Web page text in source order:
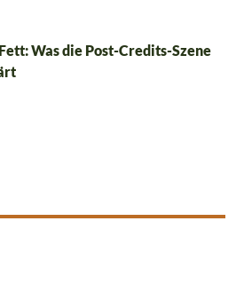
Was die Post-Credits-Szene